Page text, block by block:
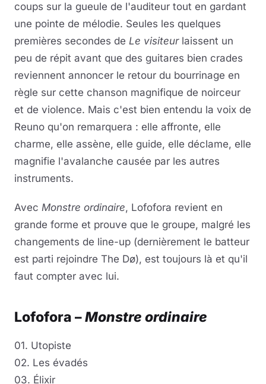
coups sur la gueule de l'auditeur tout en gardant
une pointe de mélodie. Seules les quelques
premières secondes de Le visiteurlaissent un
peu de répit avant que des guitares bien crades
reviennent annoncer le retour du bourrinage en
règle sur cette chanson magnifique de noirceur
et de violence. Mais c'est bien entendu la voix de
Reuno qu'on remarquera : elle affronte, elle
charme, elle assène, elle guide, elle déclame, elle
magnifie l'avalanche causée par les autres
instruments.
Avec Monstre ordinaire, Lofofora revient en
grande forme et prouve que le groupe, malgré les
changements de line-up (dernièrement le batteur
est parti rejoindre The Dø), est toujours là et qu'il
faut compter avec lui.
Lofofora –Monstre ordinaire
01. Utopiste
02. Les évadés
03. Élixir